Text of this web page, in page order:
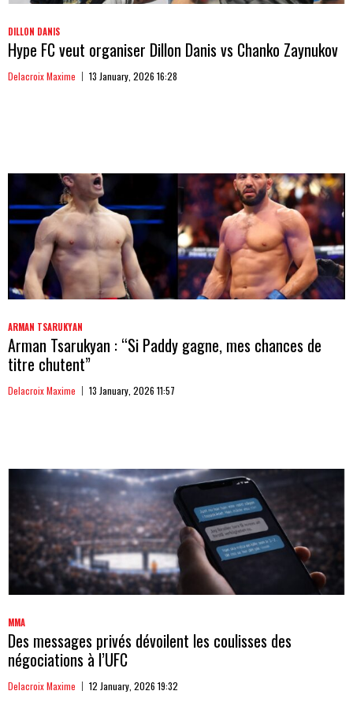
DILLON DANIS
Hype FC veut organiser Dillon Danis vs Chanko Zaynukov
Delacroix Maxime 13 January, 2026 16:28
ARMAN TSARUKYAN
Arman Tsarukyan : “Si Paddy gagne, mes chances de
titre chutent”
Delacroix Maxime 13 January, 2026 11:57
MMA
Des messages privés dévoilent les coulisses des
négociations à l’UFC
Delacroix Maxime 12 January, 2026 19:32